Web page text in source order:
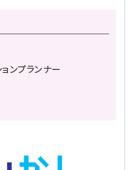
ンプランナー